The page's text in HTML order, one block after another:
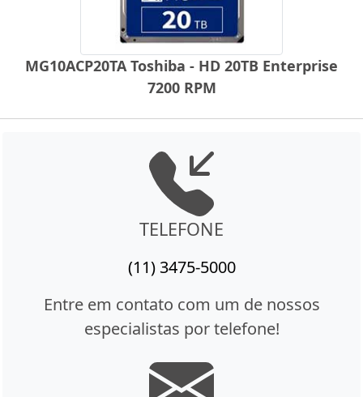
MG10ACP20TA Toshiba - HD 20TB Enterprise
7200 RPM
TELEFONE
(11) 3475-5000
Entre em contato com um de nossos
especialistas por telefone!